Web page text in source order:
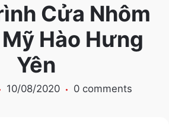
Cửa Nhôm
Hào Hưng
Yên
10/08/2020 0 comments